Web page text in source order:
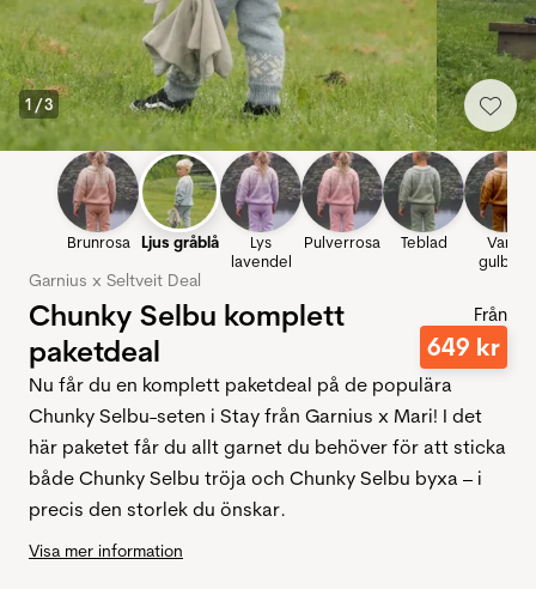
1 /3
Brunrosa Ljus gråblå
Lys
lavendel
Pulverrosa Teblad
Varm
gulbrun
Garnius x Seltveit Deal
Chunky Selbu komplett
paketdeal
Från
649 kr
Nu får du en komplett paketdeal på de populära
Chunky Selbu-seten i Stay från Garnius x Mari! I det
här paketet får du allt garnet du behöver för att sticka
både Chunky Selbu tröja och Chunky Selbu byxa – i
precis den storlek du önskar.
Visa mer information